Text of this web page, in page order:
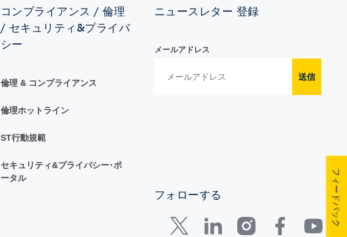
コンプライアンス / 倫理
/ セキュリティ&プライバ
シー
倫理 & コンプライアンス
倫理ホットライン
ST行動規範
セキュリティ&プライバシー･ポ
ータル
ニュースレター 登録
メールアドレス
送信
フォローする フィードバック